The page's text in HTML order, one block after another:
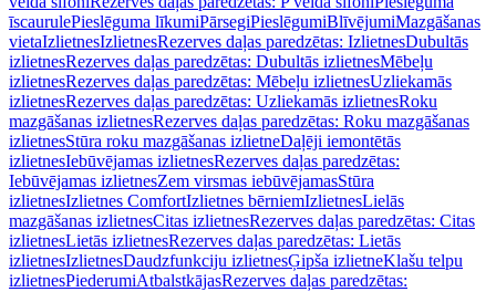
īscaurulePieslēguma līkumiPārsegiPieslēgumiBlīvējumiMazgāšanas
vietaIzlietnesIzlietnesRezerves daļas paredzētas: IzlietnesDubultās
izlietnesRezerves daļas paredzētas: Dubultās izlietnesMēbeļu
izlietnesRezerves daļas paredzētas: Mēbeļu izlietnesUzliekamās
izlietnesRezerves daļas paredzētas: Uzliekamās izlietnesRoku
mazgāšanas izlietnesRezerves daļas paredzētas: Roku mazgāšanas
izlietnesStūra roku mazgāšanas izlietneDaļēji iemontētās
izlietnesIebūvējamas izlietnesRezerves daļas paredzētas:
Iebūvējamas izlietnesZem virsmas iebūvējamasStūra
izlietnesIzlietnes ComfortIzlietnes bērniemIzlietnesLielās
mazgāšanas izlietnesCitas izlietnesRezerves daļas paredzētas: Citas
izlietnesLietās izlietnesRezerves daļas paredzētas: Lietās
izlietnesIzlietnesDaudzfunkciju izlietnesĢipša izlietneKlašu telpu
izlietnesPiederumiAtbalstkājasRezerves daļas paredzētas: